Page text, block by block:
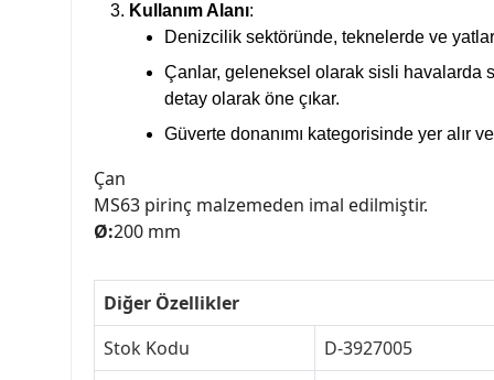
Kullanım Alanı:
Denizcilik sektöründe, teknelerde ve
Çanlar, geleneksel olarak sisli havalarda
detay olarak öne çıkar.
Güverte donanımı kategorisinde yer alır
Çan
MS63 pirinç malzemeden imal edilmiştir.
Ø:200 mm
Diğer Özellikler
Stok Kodu
D-3927005